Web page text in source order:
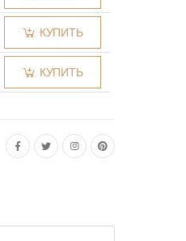
КУПИТЬ
КУПИТЬ
КУПИТЬ